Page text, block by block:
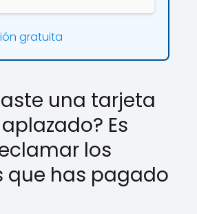
gratuita
una tarjeta
Es
los
que has pagado